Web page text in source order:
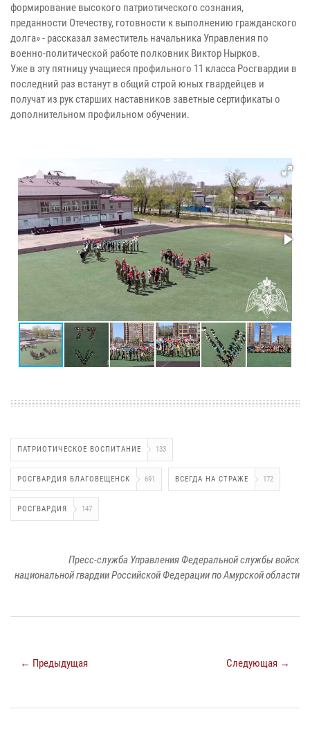
формирование высокого патриотического сознания,
преданности Отечеству, готовности к выполнению гражданского
долга» - рассказал заместитель начальника Управления по
военно-политической работе полковник Виктор Нырков.
Уже в эту пятницу учащиеся профильного 11 класса Росгвардии в
последний раз встанут в общий строй юных гвардейцев и
получат из рук старших наставников заветные сертификаты о
дополнительном профильном обучении.
ПАТРИОТИЧЕСКОЕ ВОСПИТАНИЕ 133
РОСГВАРДИЯ БЛАГОВЕЩЕНСК 691 ВСЕГДА НА СТРАЖЕ 172
РОСГВАРДИЯ 147
Пресс-служба Управления Федеральной службы войск
национальной гвардии Российской Федерации по Амурской области
← Предыдущая Следующая →